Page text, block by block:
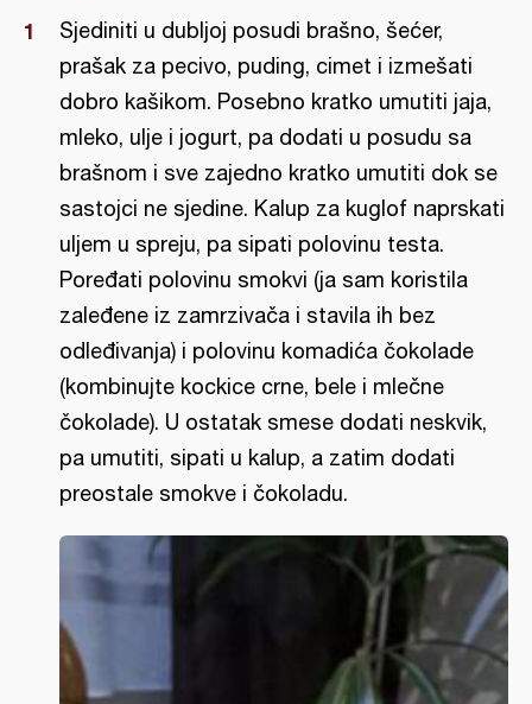
Sjediniti u dubljoj posudi brašno, šećer,
prašak za pecivo, puding, cimet i izmešati
dobro kašikom. Posebno kratko umutiti jaja,
mleko, ulje i jogurt, pa dodati u posudu sa
brašnom i sve zajedno kratko umutiti dok se
sastojci ne sjedine. Kalup za kuglof naprskati
uljem u spreju, pa sipati polovinu testa.
Poređati polovinu smokvi (ja sam koristila
zaleđene iz zamrzivača i stavila ih bez
odleđivanja) i polovinu komadića čokolade
(kombinujte kockice crne, bele i mlečne
čokolade). U ostatak smese dodati neskvik,
pa umutiti, sipati u kalup, a zatim dodati
preostale smokve i čokoladu.